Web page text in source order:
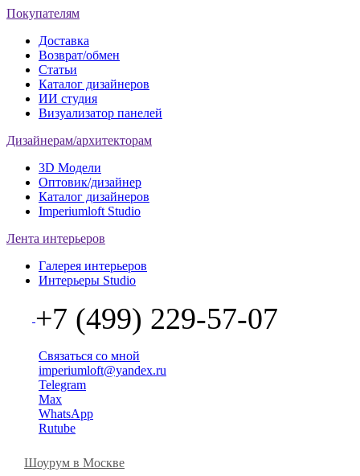
Покупателям
Доставка
Возврат/обмен
Статьи
Каталог дизайнеров
ИИ студия
Визуализатор панелей
Дизайнерам/архитекторам
3D Модели
Оптовик/дизайнер
Каталог дизайнеров
Imperiumloft Studio
Лента интерьеров
Галерея интерьеров
Интерьеры Studio
+7 (499) 229-57-07
Связаться со мной
imperiumloft@yandex.ru
Telegram
Max
WhatsApp
Rutube
Шоурум в Москве